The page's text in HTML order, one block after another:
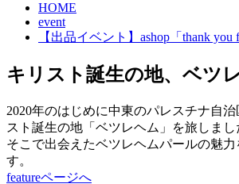
HOME
event
【出品イベント】ashop「thank you
キリスト誕生の地、ベツ
2020年のはじめに中東のパレスチナ自
スト誕生の地「ベツレヘム」を旅しまし
そこで出会えたベツレヘムパールの魅力
す。
featureページへ